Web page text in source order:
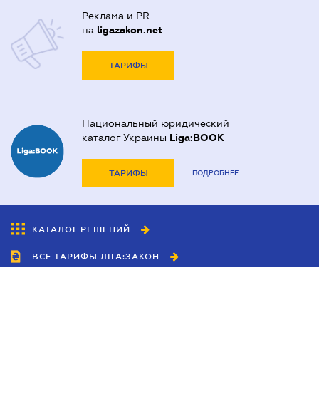
Реклама и PR
на ligazakon.net
ТАРИФЫ
Национальный юридический
каталог Украины Liga:BOOK
ТАРИФЫ ПОДРОБНЕЕ
КАТАЛОГ РЕШЕНИЙ
ВСЕ ТАРИФЫ ЛІГА:ЗАКОН